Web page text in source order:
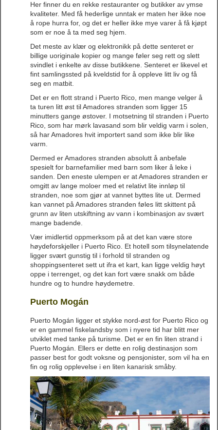
Her finner du en rekke restauranter og butikker av ymse
kvaliteter. Med få hederlige unntak er maten her ikke noe
å rope hurra for, og det er heller ikke mye varer å få kjøpt
som er noe å ta med seg hjem.
Det meste av klær og elektronikk på dette senteret er
billige uoriginale kopier og mange føler seg rett og slett
svindlet i enkelte av disse butikkene. Senteret er likevel et
fint samlingssted på kveldstid for å oppleve litt liv og få
seg en matbit.
Det er en flott strand i Puerto Rico, men mange velger å
ta turen litt øst til Amadores stranden som ligger 15
minutters gange østover. I motsetning til stranden i Puerto
Rico, som har mørk lavasand som blir veldig varm i solen,
så har Amadores hvit importert sand som ikke blir like
varm.
Dermed er Amadores stranden absolutt å anbefale
spesielt for barnefamilier med barn som liker å leke i
sanden. Den eneste ulempen er at Amadores stranden er
omgitt av lange moloer med et relativt lite innløp til
stranden, noe som gjør at vannet byttes lite ut. Dermed
kan vannet på Amadores stranden føles litt skittent på
grunn av liten utskiftning av vann i kombinasjon av svært
mange badende.
Vær imidlertid oppmerksom på at det kan være store
høydeforskjeller i Puerto Rico. Et hotell som tilsynelatende
ligger svært gunstig til i forhold til stranden og
shoppingsenteret sett ut ifra et kart, kan ligge veldig høyt
oppe i terrenget, og det kan fort være snakk om både
hundre og to hundre høydemetre.
Puerto Mogán
Puerto Mogán ligger et stykke nord-øst for Puerto Rico og
er en gammel fiskelandsby som i nyere tid har blitt mer
utviklet med tanke på turisme. Det er en fin liten strand i
Puerto Mogán. Ellers er dette en rolig destinasjon som
passer best for godt voksne og pensjonister, som vil ha en
fin og rolig opplevelse i en liten kanarisk småby.